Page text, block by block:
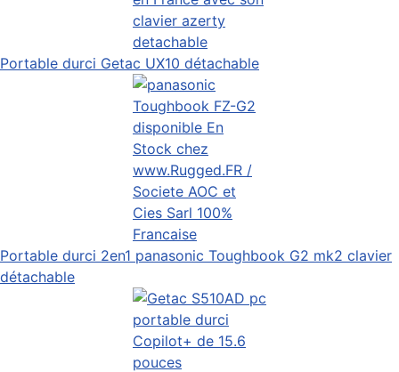
Portable durci Getac UX10 détachable
Portable durci 2en1 panasonic Toughbook G2 mk2 clavier
détachable